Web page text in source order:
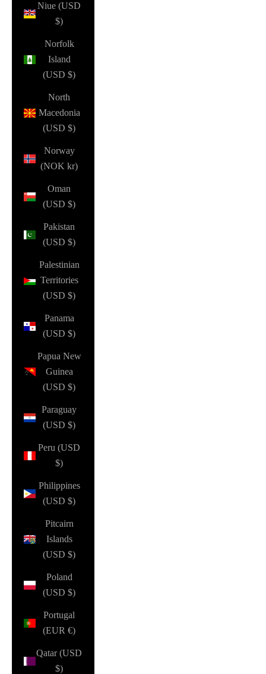
Niue (USD
$)
Norfolk
Island
(USD $)
North
Macedonia
(USD $)
Norway
(NOK kr)
Oman
(USD $)
Pakistan
(USD $)
Palestinian
Territories
(USD $)
Panama
(USD $)
Papua New
Guinea
(USD $)
Paraguay
(USD $)
Peru (USD
$)
Philippines
(USD $)
Pitcairn
Islands
(USD $)
Poland
(USD $)
Portugal
(EUR €)
Qatar (USD
$)